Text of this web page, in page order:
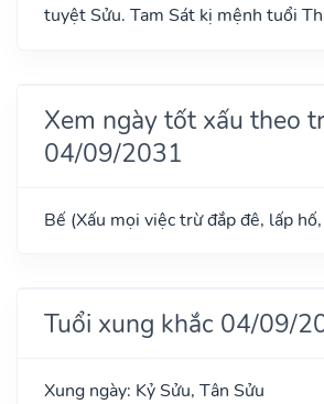
tuyệt Sửu. Tam Sát kị mệnh tuổi
Xem ngày tốt xấu theo
04/09/2031
Bế (Xấu mọi việc trừ đắp đê, lấp
Tuổi xung khắc 04/09/
Xung ngày: Kỷ Sửu, Tân Sửu